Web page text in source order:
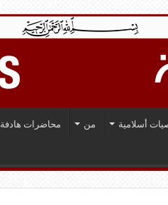
أسلامية من محاضرات هادفة